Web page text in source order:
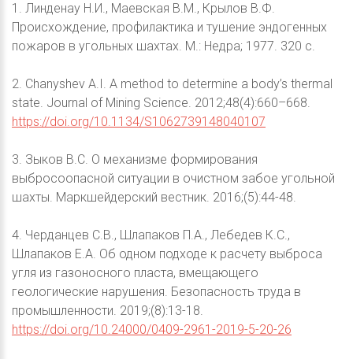
1. Линденау Н.И., Маевская В.М., Крылов В.Ф.
Происхождение, профилактика и тушение эндогенных
пожаров в угольных шахтах. М.: Недра; 1977. 320 с.
2. Chanyshev A.I. A method to determine a body’s thermal
state. Journal of Mining Science. 2012;48(4):660–668.
https://doi.org/10.1134/S1062739148040107
3. Зыков В.С. О механизме формирования
выбросоопасной ситуации в очистном забое угольной
шахты. Маркшейдерский вестник. 2016;(5):44-48.
4. Черданцев С.В., Шлапаков П.А., Лебедев К.С.,
Шлапаков Е.А. Об одном подходе к расчету выброса
угля из газоносного пласта, вмещающего
геологические нарушения. Безопасность труда в
промышленности. 2019;(8):13-18.
https://doi.org/10.24000/0409-2961-2019-5-20-26